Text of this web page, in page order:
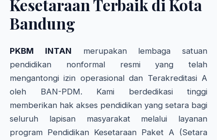
Kesetaraan Terbaik di Kota
Bandung
PKBM INTAN merupakan lembaga satuan
pendidikan nonformal resmi yang telah
mengantongi izin operasional dan Terakreditasi A
oleh BAN-PDM. Kami berdedikasi tinggi
memberikan hak akses pendidikan yang setara bagi
seluruh lapisan masyarakat melalui layanan
program Pendidikan Kesetaraan Paket A (Setara